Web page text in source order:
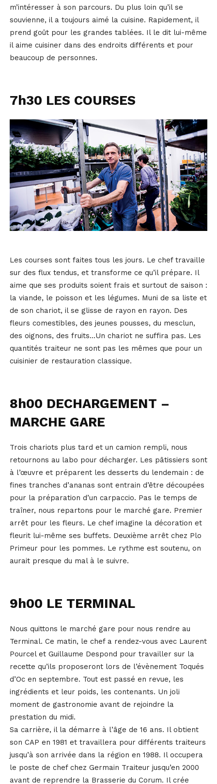
m’intéresser à son parcours. Du plus loin qu’il se
souvienne, il a toujours aimé la cuisine. Rapidement, il
prend goût pour les grandes tablées. Il le dit lui-même
il aime cuisiner dans des endroits différents et pour
beaucoup de personnes.
7h30 LES COURSES
Les courses sont faites tous les jours. Le chef travaille
sur des flux tendus, et transforme ce qu’il prépare. Il
aime que ses produits soient frais et surtout de saison :
la viande, le poisson et les légumes. Muni de sa liste et
de son chariot, il se glisse de rayon en rayon. Des
fleurs comestibles, des jeunes pousses, du mesclun,
des oignons, des fruits…Un chariot ne suffira pas. Les
quantités traiteur ne sont pas les mêmes que pour un
cuisinier de restauration classique.
8h00 DECHARGEMENT –
MARCHE GARE
Trois chariots plus tard et un camion rempli, nous
retournons au labo pour décharger. Les pâtissiers sont
à l’œuvre et préparent les desserts du lendemain : de
fines tranches d’ananas sont entrain d’être découpées
pour la préparation d’un carpaccio. Pas le temps de
traîner, nous repartons pour le marché gare. Premier
arrêt pour les fleurs. Le chef imagine la décoration et
fleurit lui-même ses buffets. Deuxième arrêt chez Plo
Primeur pour les pommes. Le rythme est soutenu, on
aurait presque du mal à le suivre.
9h00 LE TERMINAL
Nous quittons le marché gare pour nous rendre au
Terminal. Ce matin, le chef a rendez-vous avec Laurent
Pourcel et Guillaume Despond pour travailler sur la
recette qu’ils proposeront lors de l’évènement Toqués
d’Oc en septembre. Tout est passé en revue, les
ingrédients et leur poids, les contenants. Un joli
moment de gastronomie avant de rejoindre la
prestation du midi.
Sa carrière, il la démarre à l’âge de 16 ans. Il obtient
son CAP en 1981 et travaillera pour différents traiteurs
jusqu’à son arrivée dans la région en 1988. Il occupera
le poste de chef chez Germain Traiteur jusqu’en 2000
avant de reprendre la Brasserie du Corum. Il crée